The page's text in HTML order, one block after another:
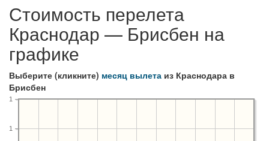
Стоимость перелета
Краснодар — Брисбен на
графике
Выберите (кликните) месяц вылета из Краснодара в
Брисбен
1
1